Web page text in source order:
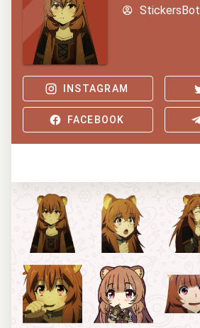
StickersBot
INSTAGRAM
FACEBOOK